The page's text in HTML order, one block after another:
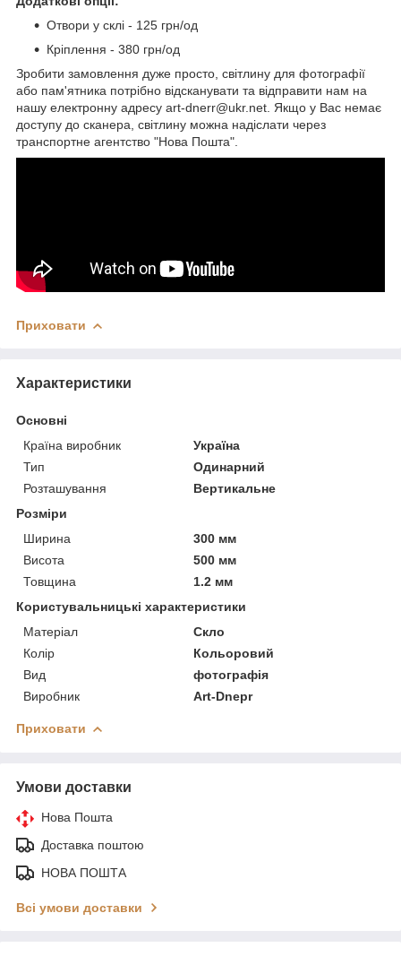
Отвори у склі - 125 грн/од
Кріплення - 380 грн/од
Зробити замовлення дуже просто, світлину для фотографії
або пам'ятника потрібно відсканувати та відправити нам на
нашу електронну адресу art-dnerr@ukr.net. Якщо у Вас немає
доступу до сканера, світлину можна надіслати через
транспортне агентство "Нова Пошта".
Приховати
Характеристики
Основні
Країна виробник
Україна
Тип
Одинарний
Розташування
Вертикальне
Розміри
Ширина
300 мм
Висота
500 мм
Товщина
1.2 мм
Користувальницькі характеристики
Матеріал
Скло
Колір
Кольоровий
Вид
фотографія
Виробник
Art-Dnepr
Приховати
Умови доставки
Нова Пошта
Доставка поштою
НОВА ПОШТА
Всі умови доставки